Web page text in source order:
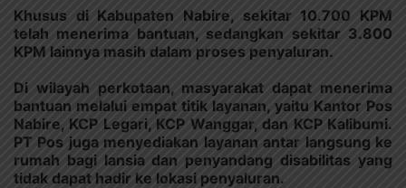
Khusus di Kabupaten Nabire, sekitar 10.700 KPM
telah menerima bantuan, sedangkan sekitar 3.800
KPM lainnya masih dalam proses penyaluran.
Di wilayah perkotaan, masyarakat dapat menerima
bantuan melalui empat titik layanan, yaitu Kantor Pos
Nabire, KCP Legari, KCP Wanggar, dan KCP Kalibumi.
PT Pos juga menyediakan layanan antar langsung ke
rumah bagi lansia dan penyandang disabilitas yang
tidak dapat hadir ke lokasi penyaluran.